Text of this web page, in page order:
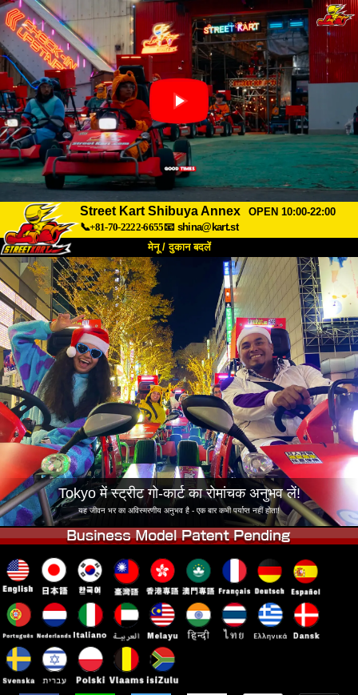
Street Kart Shibuya Annex
OPEN 10:00-22:00
📞+81-70-2222-6655📧 shina@kart.st
मेनू / दुकान बदलें
हमारे बारे में विशेषताएँ कीमत
पहुंच वॉयस FAQ
कंपनी बुकिंग
शाखा बदलें
टोक्यो शिनागावा #1 टोक्यो अकीहबारा#1
टोक्यो अकीहबारा#2 टोक्यो शिबुया
टोक्यो शिबुया एनेक्स टोक्यो बे
टोक्यो असाकुसा ओसाका
ओकिनावा
Tokyo में स्ट्रीट गो-कार्ट का रोमांचक अनुभव लें!
यह जीवन भर का अविस्मरणीय अनुभव है - एक बार कभी पर्याप्त नहीं होता!